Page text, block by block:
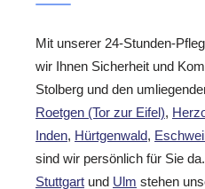
Mit unserer 24-Stunden-
wir Ihnen Sicherheit und
Stolberg und den
Roetgen (Tor zur Eifel),
Inden, Hürtgenwald,
sind wir persönlich für Sie
Stuttgart und Ulm stehen